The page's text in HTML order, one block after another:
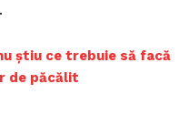
știu ce trebuie să facă
de păcălit